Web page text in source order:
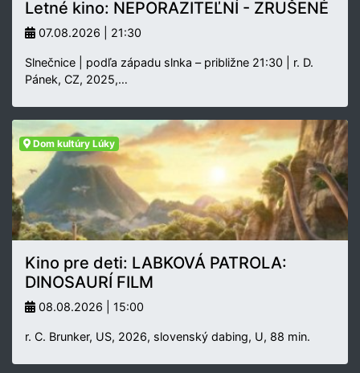
Letné kino: NEPORAZITEĽNÍ - ZRUŠENÉ
07.08.2026 | 21:30
Slnečnice | podľa západu slnka – približne 21:30 | r. D.
Pánek, CZ, 2025,…
Dom kultúry Lúky
Kino pre deti: LABKOVÁ PATROLA:
DINOSAURÍ FILM
08.08.2026 | 15:00
r. C. Brunker, US, 2026, slovenský dabing, U, 88 min.